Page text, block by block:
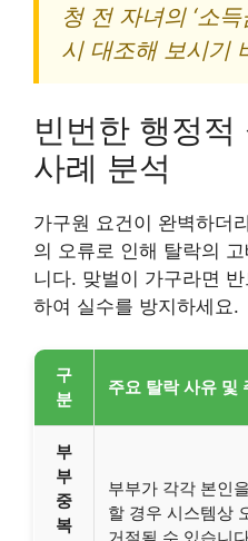
청 전 자녀의 ‘소
시 대조해 보시기
빈번한 행정
사례 분석
가구원 요건이 완벽하더
의 오류로 인해 탈락의
니다. 맞벌이 가구라면
하여 실수를 방지하세요.
구
분
주요 탈락 사유 및
부
부
중
복
부부가 각각 본인
할 경우 시스템상